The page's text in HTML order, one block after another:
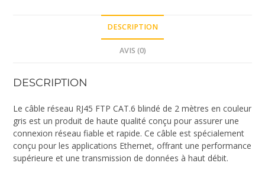
DESCRIPTION
AVIS (0)
DESCRIPTION
Le câble réseau RJ45 FTP CAT.6 blindé de 2 mètres en couleur
gris est un produit de haute qualité conçu pour assurer une
connexion réseau fiable et rapide. Ce câble est spécialement
conçu pour les applications Ethernet, offrant une performance
supérieure et une transmission de données à haut débit.